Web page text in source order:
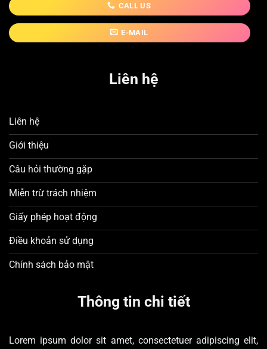
CALL US
E-MAIL
Liên hệ
Liên hệ
Giới thiệu
Câu hỏi thường gặp
Miễn trừ trách nhiệm
Giấy phép hoạt động
Điều khoản sử dụng
Chính sách bảo mật
Thông tin chi tiết
Lorem ipsum dolor sit amet, consectetuer adipiscing elit,